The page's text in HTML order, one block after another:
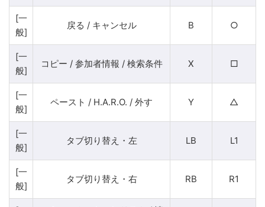
[一
般]
戻る / キャンセル B ○
[一
般]
コピー / 参加者情報 / 検索条件 X □
[一
般]
ペースト / H.A.R.O. / 外す Y △
[一
般]
タブ切り替え・左 LB L1
[一
般]
タブ切り替え・右 RB R1